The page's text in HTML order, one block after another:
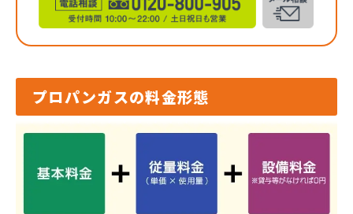
プロパンガスの料金形態